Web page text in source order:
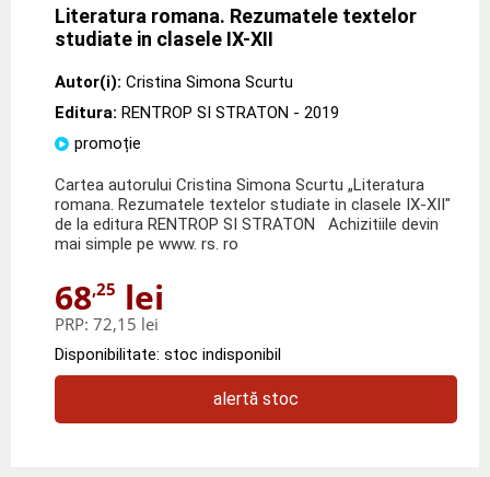
Literatura romana. Rezumatele textelor
studiate in clasele IX-XII
Autor(i): Cristina Simona Scurtu
Editura: RENTROP SI STRATON - 2019
promoție
Cartea autorului Cristina Simona Scurtu „Literatura
romana. Rezumatele textelor studiate in clasele IX-XII"
de la editura RENTROP SI STRATON Achizitiile devin
mai simple pe www. rs. ro
68,25 lei
PRP: 72,15 lei
Disponibilitate: stoc indisponibil
alertă stoc